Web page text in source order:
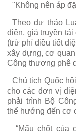
"Không nên áp
Theo dự thảo
điện, giá truyền
(trừ phí điều tiết
xây dựng, cơ
Công thương phê
Chủ tịch Quốc
cho các đơn vị
phải trình Bộ
thể hướng đến cơ
“Mấu chốt của